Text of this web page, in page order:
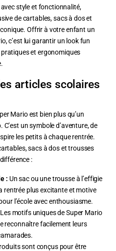
style et fonctionnalité,
de cartables, sacs à dos et
Offrir à votre enfant un
c’est lui garantir un look fun
et ergonomiques
articles scolaires
Mario est bien plus qu’un
un symbole d’aventure, de
les petits à chaque rentrée.
sacs à dos et trousses
:
: Un sac ou une trousse à l’effigie
rentrée plus excitante et motive
l’école avec enthousiasme.
Les motifs uniques de Super Mario
reconnaître facilement leurs
sont conçus pour être